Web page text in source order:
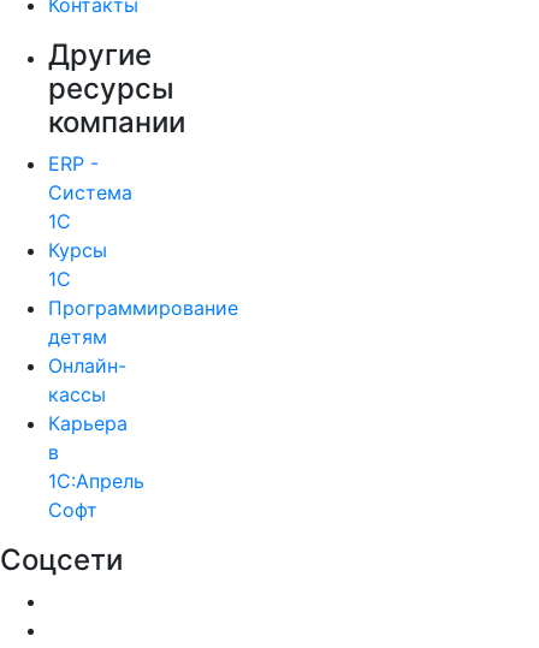
Контакты
Другие
ресурсы
компании
ERP -
Система
1С
Курсы
1С
Программирование
детям
Онлайн-
кассы
Карьера
в
1С:Апрель
Софт
Соцсети